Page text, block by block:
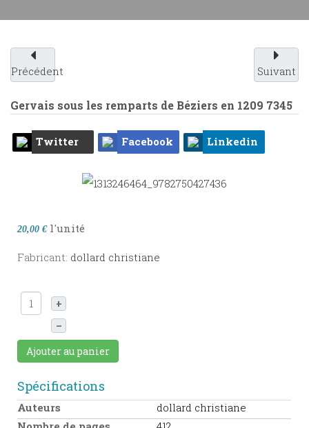
Précédent Suivant
Gervais sous les remparts de Béziers en 1209 7345
Twitter Facebook Linkedin
20,00 € l'unité
Fabricant: dollard christiane
+
–
Ajouter au panier
Spécifications
Auteurs
dollard christiane